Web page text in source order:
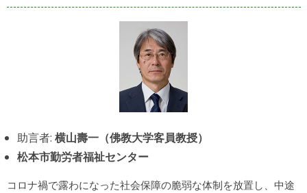
助言者: 横山壽一（佛教大学客員教授）
松本市勤労者福祉センター
コロナ禍で露わになった社会保障の脆弱な体制を放置し、中途